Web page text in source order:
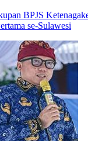
BPJS
se-Sulawesi